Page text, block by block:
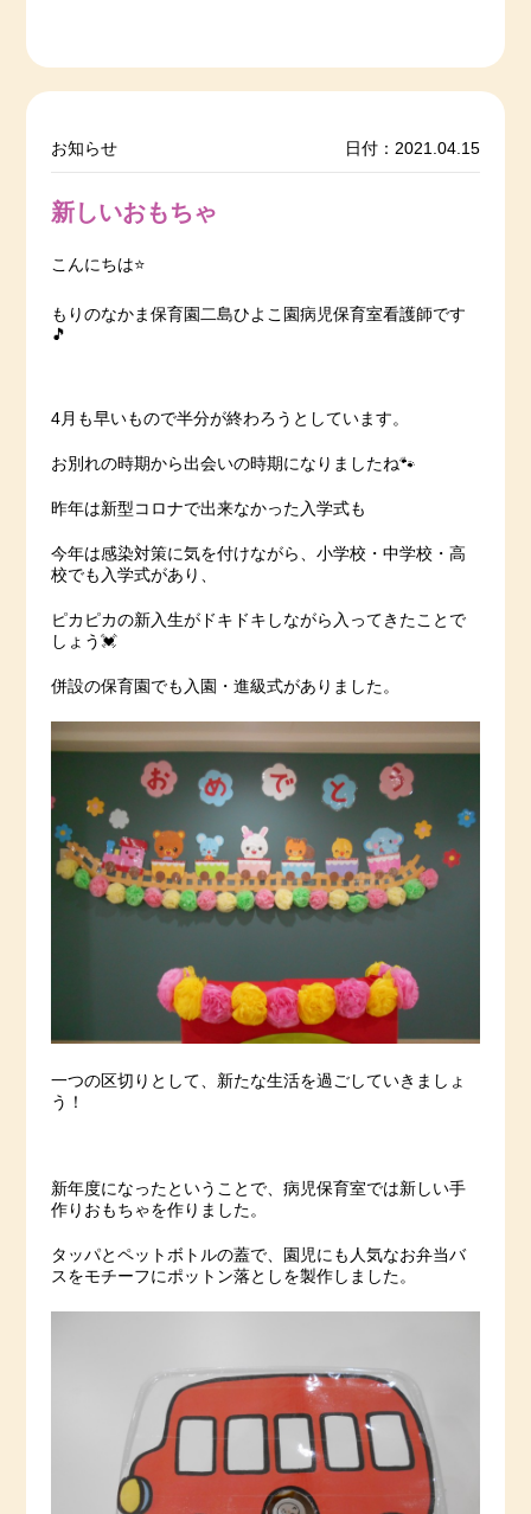
お知らせ 日付：2021.04.15
新しいおもちゃ
こんにちは⭐️
もりのなかま保育園二島ひよこ園病児保育室看護師です
🎵
4月も早いもので半分が終わろうとしています。
お別れの時期から出会いの時期になりましたね🐾
昨年は新型コロナで出来なかった入学式も
今年は感染対策に気を付けながら、小学校・中学校・高
校でも入学式があり、
ピカピカの新入生がドキドキしながら入ってきたことで
しょう💓
併設の保育園でも入園・進級式がありました。
一つの区切りとして、新たな生活を過ごしていきましょ
う！
新年度になったということで、病児保育室では新しい手
作りおもちゃを作りました。
タッパとペットボトルの蓋で、園児にも人気なお弁当バ
スをモチーフにポットン落としを製作しました。